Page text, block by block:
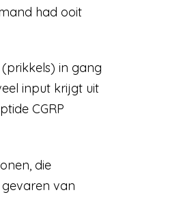
had ooit
in gang
input krijgt uit
CGRP
die
van